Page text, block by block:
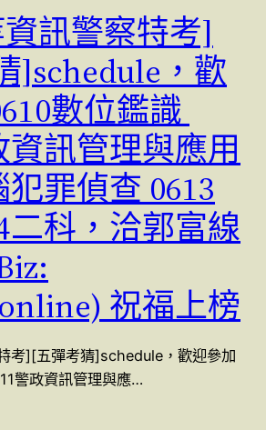
訊警察特考]
]schedule，歡
數位鑑識
資訊管理與應用
犯罪偵查 0613
二科，洽郭富線
祝福上榜
考][五彈考猜]schedule，歡迎參加
警政資訊管理與應…